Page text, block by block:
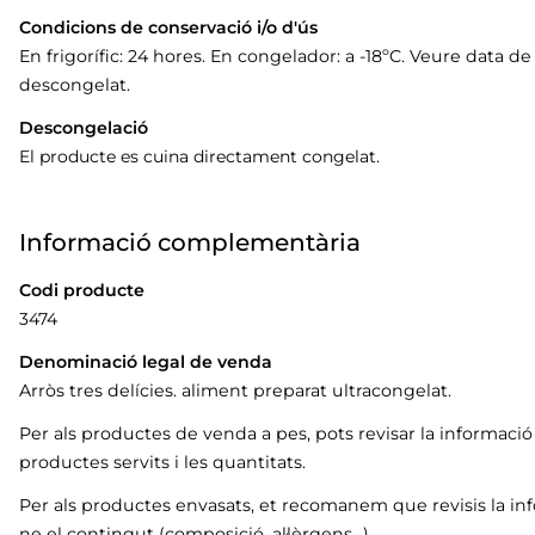
Condicions de conservació i/o d'ús
En frigorífic: 24 hores. En congelador: a -18ºC. Veure data
descongelat.
Descongelació
El producte es cuina directament congelat.
Informació complementària
Codi producte
3474
Denominació legal de venda
Arròs tres delícies. aliment preparat ultracongelat.
Per als productes de venda a pes, pots revisar la
productes servits i les quantitats.
Per als productes envasats, et recomanem que revisis la